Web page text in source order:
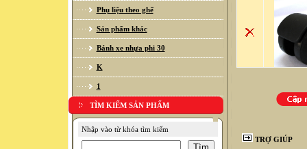
Phụ liệu theo ghế
Sản phẩm khác
Bánh xe nhựa phi 30
K
1
TÌM KIẾM SẢN PHẨM
Nhập vào từ khóa tìm kiếm
TRỢ GIÚP